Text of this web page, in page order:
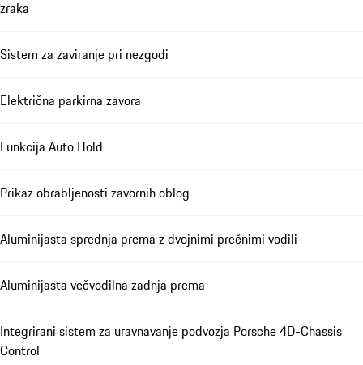
zraka
Sistem za zaviranje pri nezgodi
Električna parkirna zavora
Funkcija Auto Hold
Prikaz obrabljenosti zavornih oblog
Aluminijasta sprednja prema z dvojnimi prečnimi vodili
Aluminijasta večvodilna zadnja prema
Integrirani sistem za uravnavanje podvozja Porsche 4D-Chassis
Control